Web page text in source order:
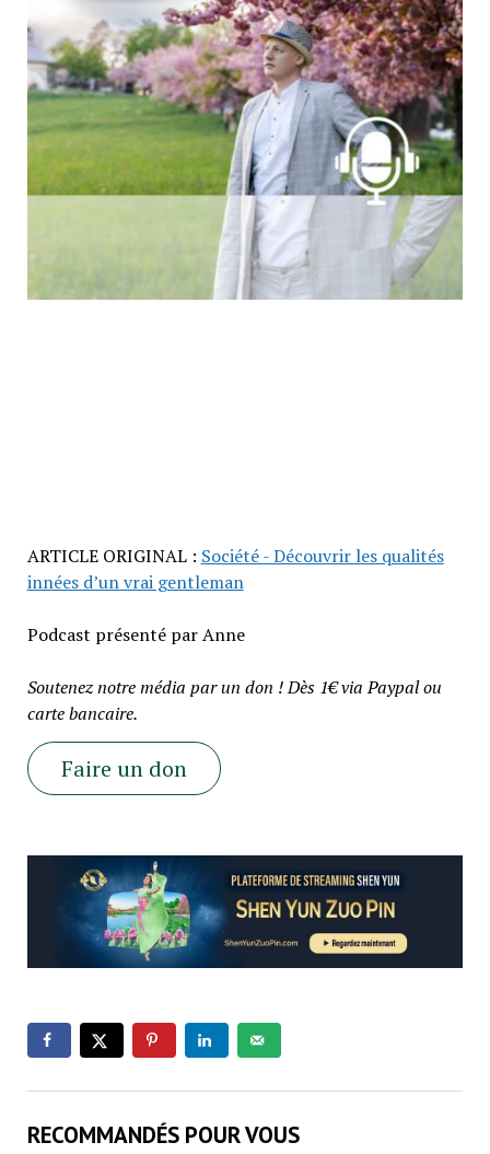
ARTICLE ORIGINAL : Société - Découvrir les qualités
innées d’un vrai gentleman
Podcast présenté par Anne
Soutenez notre média par un don ! Dès 1€ via Paypal ou
carte bancaire.
Faire un don
RECOMMANDÉS POUR VOUS